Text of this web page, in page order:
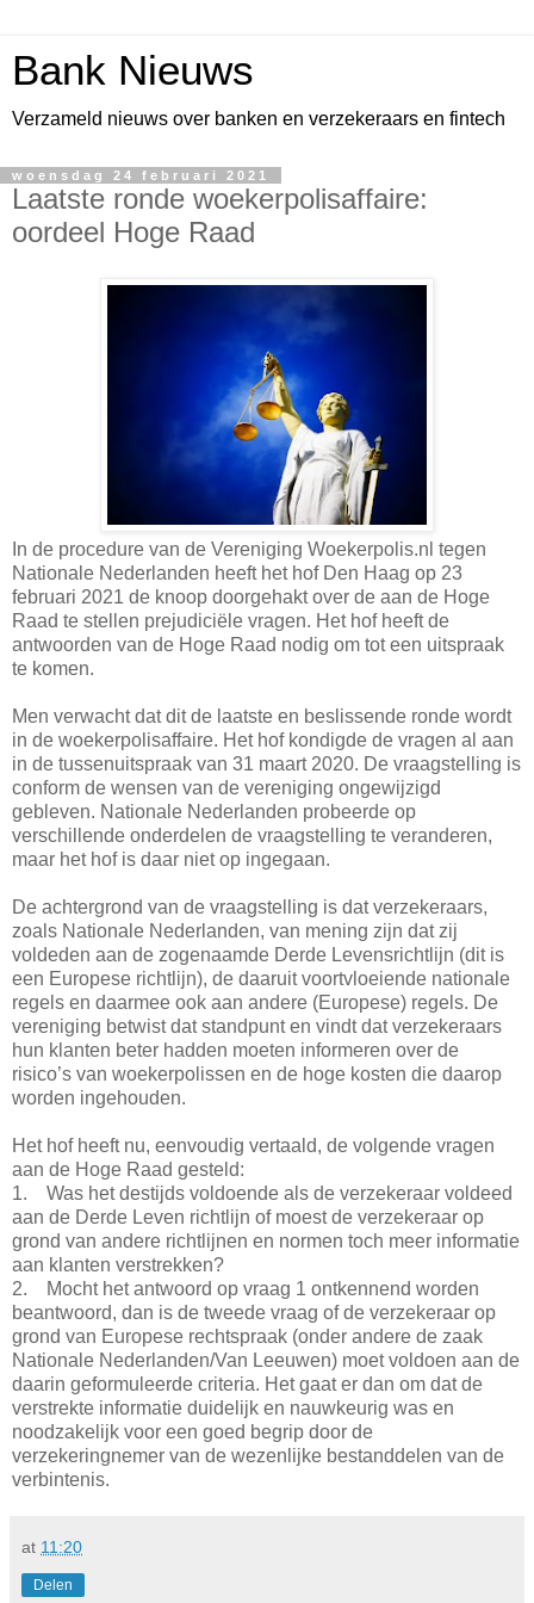
Bank Nieuws
Verzameld nieuws over banken en verzekeraars en fintech
woensdag 24 februari 2021
Laatste ronde woekerpolisaffaire:
oordeel Hoge Raad
In de procedure van de Vereniging Woekerpolis.nl tegen
Nationale Nederlanden heeft het hof Den Haag op 23
februari 2021 de knoop doorgehakt over de aan de Hoge
Raad te stellen prejudiciële vragen. Het hof heeft de
antwoorden van de Hoge Raad nodig om tot een uitspraak
te komen.
Men verwacht dat dit de laatste en beslissende ronde wordt
in de woekerpolisaffaire. Het hof kondigde de vragen al aan
in de tussenuitspraak van 31 maart 2020. De vraagstelling is
conform de wensen van de vereniging ongewijzigd
gebleven. Nationale Nederlanden probeerde op
verschillende onderdelen de vraagstelling te veranderen,
maar het hof is daar niet op ingegaan.
De achtergrond van de vraagstelling is dat verzekeraars,
zoals Nationale Nederlanden, van mening zijn dat zij
voldeden aan de zogenaamde Derde Levensrichtlijn (dit is
een Europese richtlijn), de daaruit voortvloeiende nationale
regels en daarmee ook aan andere (Europese) regels. De
vereniging betwist dat standpunt en vindt dat verzekeraars
hun klanten beter hadden moeten informeren over de
risico’s van woekerpolissen en de hoge kosten die daarop
worden ingehouden.
Het hof heeft nu, eenvoudig vertaald, de volgende vragen
aan de Hoge Raad gesteld:
1. Was het destijds voldoende als de verzekeraar voldeed
aan de Derde Leven richtlijn of moest de verzekeraar op
grond van andere richtlijnen en normen toch meer informatie
aan klanten verstrekken?
2. Mocht het antwoord op vraag 1 ontkennend worden
beantwoord, dan is de tweede vraag of de verzekeraar op
grond van Europese rechtspraak (onder andere de zaak
Nationale Nederlanden/Van Leeuwen) moet voldoen aan de
daarin geformuleerde criteria. Het gaat er dan om dat de
verstrekte informatie duidelijk en nauwkeurig was en
noodzakelijk voor een goed begrip door de
verzekeringnemer van de wezenlijke bestanddelen van de
verbintenis.
at 11:20
Delen